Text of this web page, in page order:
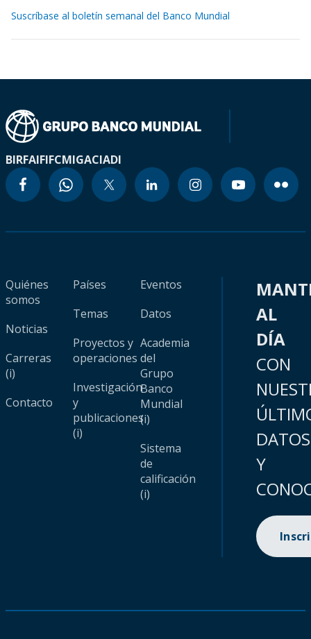
Suscríbase al boletín semanal del Banco Mundial
BIRFAIFIFCMIGACIADI
Quiénes
somos
Noticias
Carreras
(i)
Contacto
Países
Temas
Proyectos y
operaciones
Investigación
y
publicaciones
(i)
Eventos
Datos
Academia
del
Grupo
Banco
Mundial
(i)
Sistema
de
calificación
(i)
AL
DÍA
CON
DATOS
Y